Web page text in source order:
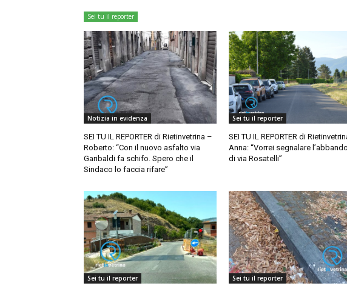
Sei tu il reporter
Notizia in evidenza
SEI TU IL REPORTER di Rietinvetrina –
Roberto: “Con il nuovo asfalto via
Garibaldi fa schifo. Spero che il
Sindaco lo faccia rifare”
Sei tu il reporter
SEI TU IL REPORTER di
Anna: “Vorrei segnalare
di via Rosatelli”
Sei tu il reporter Sei tu il reporter